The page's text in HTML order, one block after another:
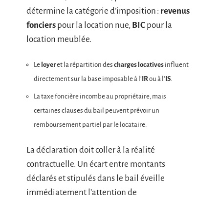
détermine la catégorie d’imposition : revenus
fonciers pour la location nue, BIC pour la
location meublée.
Le loyeret la répartition des charges locatives influent
directement sur la base imposable à l’IR ou à l’IS
La taxe foncière incombe au propriétaire, mais
certaines clauses du bail peuvent prévoir un
remboursement partiel par le locataire.
La déclaration doit coller à la réalité
contractuelle. Un écart entre montants
déclarés et stipulés dans le bail éveille
immédiatement l’attention de